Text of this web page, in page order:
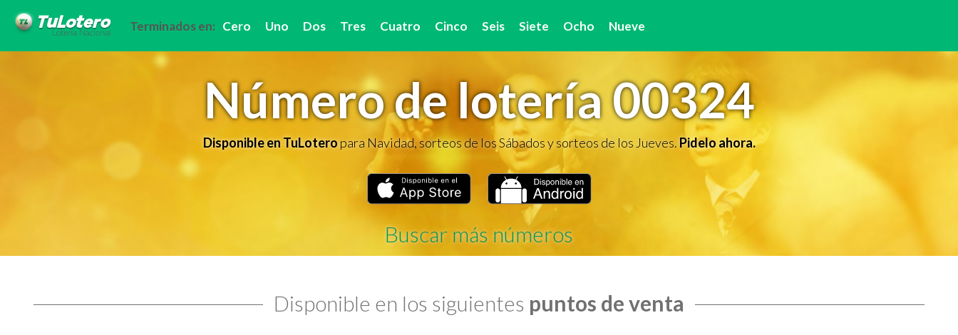
Terminados en: Cero Uno Dos Tres Cuatro Cinco Seis Siete Ocho Nueve
Número de lotería 00324
Disponible en TuLoteropara Navidad, sorteos de los Sábados y sorteos de los Jueves.Pidelo ahora.
Buscar más números
Disponible en los siguientes puntos de venta